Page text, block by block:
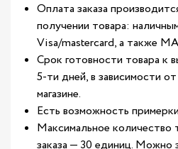
Оплата заказа
получении товара:
Visa/mastercard, а также
Срок готовности товара к
5-ти дней, в зависимости
магазине.
Есть возможность
Максимальное количество
заказа — 30 единиц. Можно